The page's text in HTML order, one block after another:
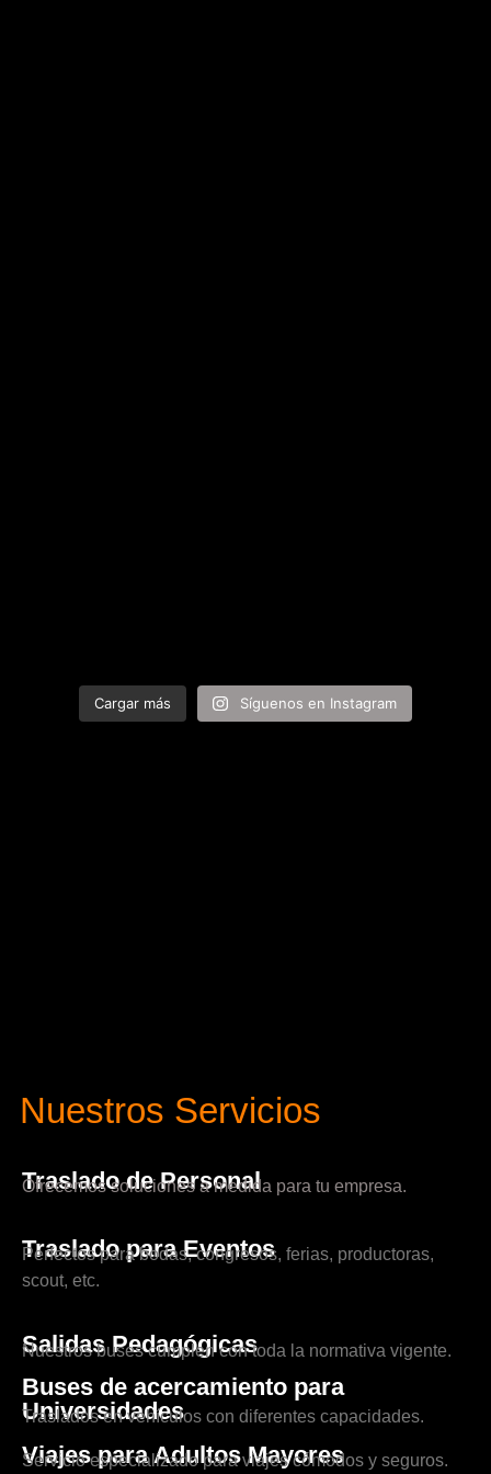
Cargar más Síguenos en Instagram
Nuestros Servicios
Traslado de Personal
Ofrecemos soluciones a medida para tu empresa.
Traslado para Eventos
Perfectos para bodas, congresos, ferias, productoras,
scout, etc.
Salidas Pedagógicas
Nuestros buses cumplen con toda la normativa vigente.
Buses de acercamiento para
Universidades
Traslados en vehículos con diferentes capacidades.
Viajes para Adultos Mayores
Servicio especializado para viajes cómodos y seguros.